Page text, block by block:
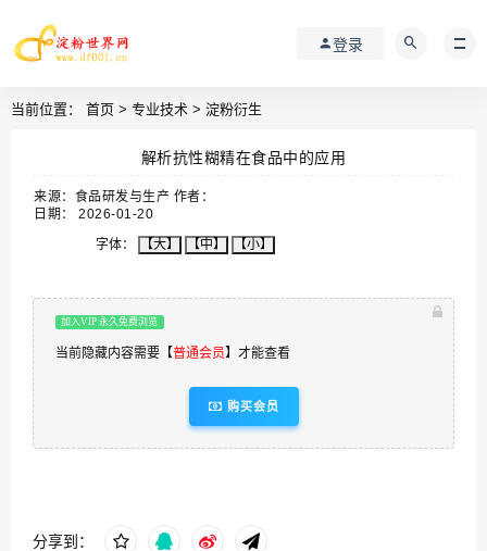
登录
当前位置： 首页 > 专业技术 > 淀粉衍生
解析抗性糊精在食品中的应用
来源：食品研发与生产 作者：
日期： 2026-01-20
字体：
【大】 【中】 【小】
加入VIP 永久免费浏览
当前隐藏内容需要【普通会员】才能查看
购买会员
分享到：